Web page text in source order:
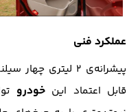
عملکرد فنی
قابل اعتماد اینخودرو